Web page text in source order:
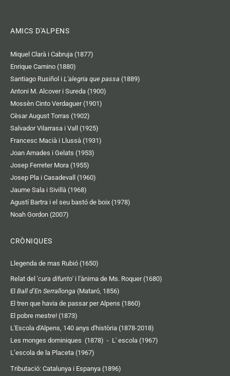
AMICS D'ALPENS
Miquel Clarà i Cabruja (1877)
Enrique Camino (1880)
Santiago Rusiñol i L'alegria que passa (1889)
Antoni M. Alcover i Sureda (1900)
Mossèn Cinto Verdaguer (1901)
Cèsar August Torras (1902)
Salvador Vilarrasa i Vall (1925)
Francesc Macià i Llussà (1931)
Joan Amades i Gelats (1953)
Josep Ferreter Mora (1955)
Josep Pla i Casadevall (1960)
Jaume Sala i Sivillà (1968)
Agustí Bartra i el seu bastó de boix (1978)
Noah Gordon (2007)
CRÒNIQUES
Llegenda de mas Rubió (1650)
Relat del 'cura difunto' i l'ànima de Ms. Roquer (1680)
El Ball d’En Serrallonga (Mataró, 1856)
El tren que havia de passar per Alpens (1860)
El pobre mestre! (1873)
L'Escola d'Alpens, 140 anys d'història (1878-2018)
Les monges dominiques (1878) - L' escola (1967)
L’escola de la Placeta (1967)
Tributació: Catalunya i Espanya (1896)